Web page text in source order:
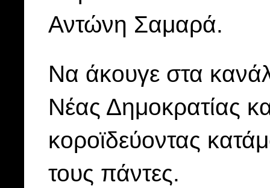
Αντώνη Σαμαρά.
Να άκουγε στα
Νέας Δημοκρατίας
κοροϊδεύοντας
τους πάντες.